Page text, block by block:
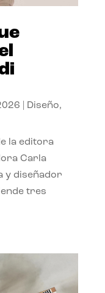
Diseño,
la editora
Carla
y diseñador
tres